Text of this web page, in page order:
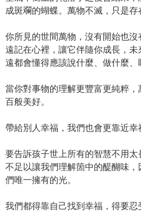
成斑斕的蝴蝶。萬物不滅，只是存
你所見的世間萬物，沒有開始也
遠記在心裡，讓它伴隨你成長，
遠都會懂得應該說什麼、做什麼、
當你對事物的理解更豐富更純粹
百般美好。
帶給別人幸福，我們也會更靠近幸
要告訴孩子世上所有的智慧不用
不足以讓我們理解箇中的醍醐味
們唯一擁有的光。
我們都得靠自己找到幸福，得要